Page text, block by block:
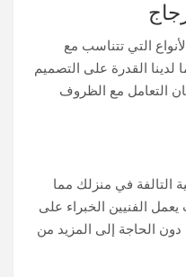
التي تتناسب مع
لدينا القدرة على التصميم
التعامل مع الظروف
التالفة في منزلك مما
الفنيين الخبراء على
الحاجة إلى المزيد من